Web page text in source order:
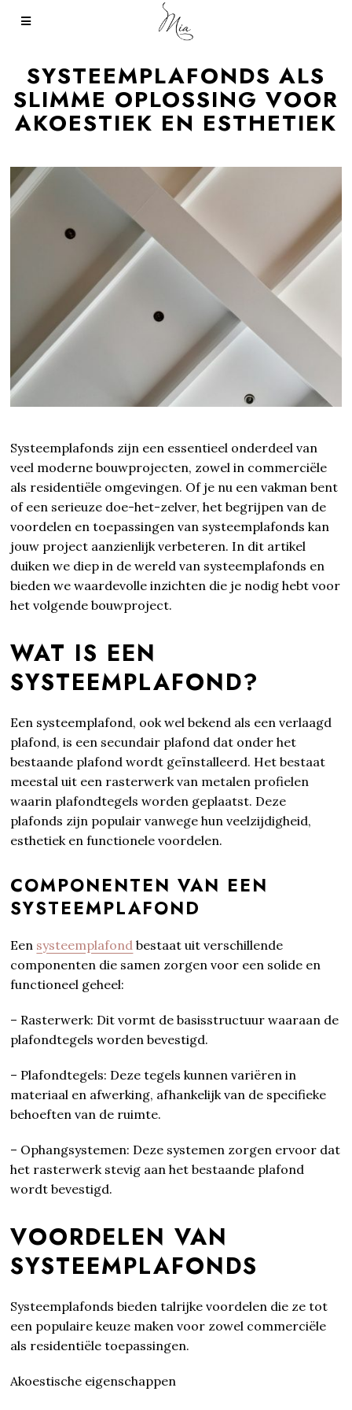
SYSTEEMPLAFONDS ALS
SLIMME OPLOSSING VOOR
AKOESTIEK EN ESTHETIEK
Systeemplafonds zijn een essentieel onderdeel van
veel moderne bouwprojecten, zowel in commerciële
als residentiële omgevingen. Of je nu een vakman bent
of een serieuze doe-het-zelver, het begrijpen van de
voordelen en toepassingen van systeemplafonds kan
jouw project aanzienlijk verbeteren. In dit artikel
duiken we diep in de wereld van systeemplafonds en
bieden we waardevolle inzichten die je nodig hebt voor
het volgende bouwproject.
WAT IS EEN
SYSTEEMPLAFOND?
Een systeemplafond, ook wel bekend als een verlaagd
plafond, is een secundair plafond dat onder het
bestaande plafond wordt geïnstalleerd. Het bestaat
meestal uit een rasterwerk van metalen profielen
waarin plafondtegels worden geplaatst. Deze
plafonds zijn populair vanwege hun veelzijdigheid,
esthetiek en functionele voordelen.
COMPONENTEN VAN EEN
SYSTEEMPLAFOND
Een systeemplafond bestaat uit verschillende
componenten die samen zorgen voor een solide en
functioneel geheel:
– Rasterwerk: Dit vormt de basisstructuur waaraan de
plafondtegels worden bevestigd.
– Plafondtegels: Deze tegels kunnen variëren in
materiaal en afwerking, afhankelijk van de specifieke
behoeften van de ruimte.
– Ophangsystemen: Deze systemen zorgen ervoor dat
het rasterwerk stevig aan het bestaande plafond
wordt bevestigd.
VOORDELEN VAN
SYSTEEMPLAFONDS
Systeemplafonds bieden talrijke voordelen die ze tot
een populaire keuze maken voor zowel commerciële
als residentiële toepassingen.
Akoestische eigenschappen